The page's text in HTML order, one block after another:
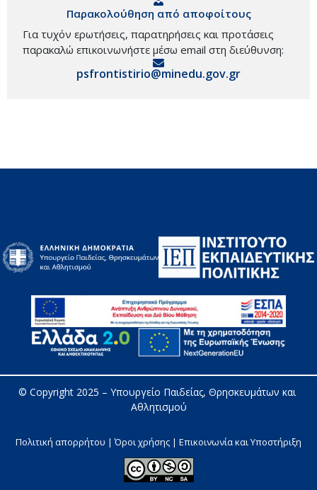
Παρακολούθηση από αποφοίτους
Για τυχόν ερωτήσεις, παρατηρήσεις και προτάσεις
παρακαλώ επικοινωνήστε μέσω email στη διεύθυνση:
psfrontistirio@minedu.gov.gr
© Copyright 2025 – Υπουργείο Παιδείας, Θρησκευμάτων και
Αθλητισμού
Πολιτική απορρήτου | Όροι χρήσης | Επικοινωνία και Υποστήριξη